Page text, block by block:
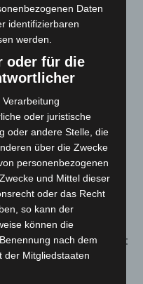
Barbara-
zeigt ihre Werke im
Depot Isernhagen
startet
West und
Feuerwehrkräfte
aus
Tigermücken-
entdeckt
Daten
identifizierbaren
werden.
oder für die
oder juristische
oder andere Stelle, die
über die Zwecke
personenbezogenen
und Mittel dieser
oder das Recht
so kann der
können die
nach dem
der Mitgliedstaaten